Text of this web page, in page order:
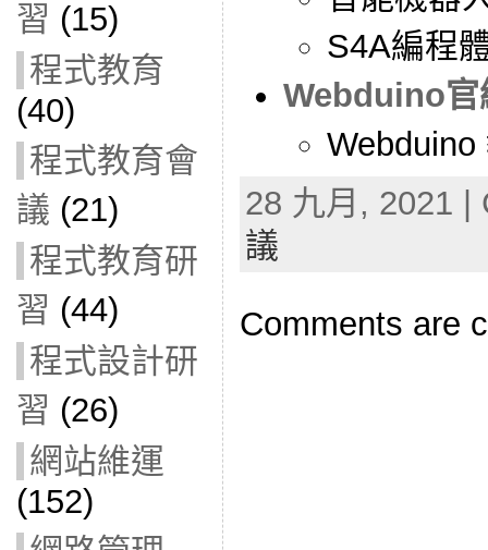
習 (15)
程式教育
(40)
程式教育會
議 (21)
程式教育研
習 (44)
程式設計研
習 (26)
網站維運
(152)
S4A編程
Webduino官
Webduino
28 九月, 2021
議
Comments are